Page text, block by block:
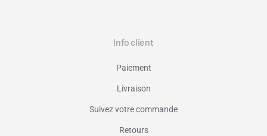
Info client
Paiement
Livraison
Suivez votre commande
Retours